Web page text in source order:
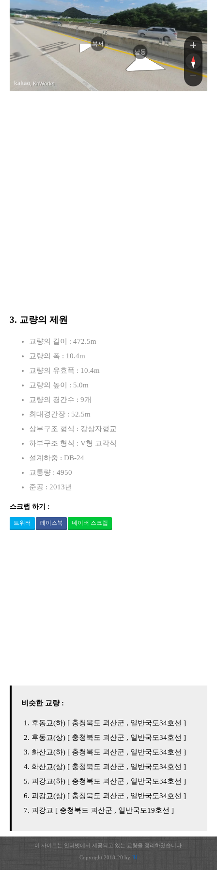
북서
남동
, KnWorks
3. 교량의 제원
교량의 길이 : 472.5m
교량의 폭 : 10.4m
교량의 유효폭 : 10.4m
교량의 높이 : 5.0m
교량의 경간수 : 9개
최대경간장 : 52.5m
상부구조 형식 : 강상자형교
하부구조 형식 : V형 교각식
설계하중 : DB-24
교통량 : 4950
준공 : 2013년
스크랩 하기 :
트위터 페이스북 네이버 스크랩
비슷한 교량 :
후동교(하) [ 충청북도 괴산군 , 일반국도34호선 ]
후동교(상) [ 충청북도 괴산군 , 일반국도34호선 ]
화산교(하) [ 충청북도 괴산군 , 일반국도34호선 ]
화산교(상) [ 충청북도 괴산군 , 일반국도34호선 ]
괴강교(하) [ 충청북도 괴산군 , 일반국도34호선 ]
괴강교(상) [ 충청북도 괴산군 , 일반국도34호선 ]
괴강교 [ 충청북도 괴산군 , 일반국도19호선 ]
이 사이트는 인터넷에서 제공되고 있는 교량을 정리하였습니다.
Copyright 2018-20 by JH